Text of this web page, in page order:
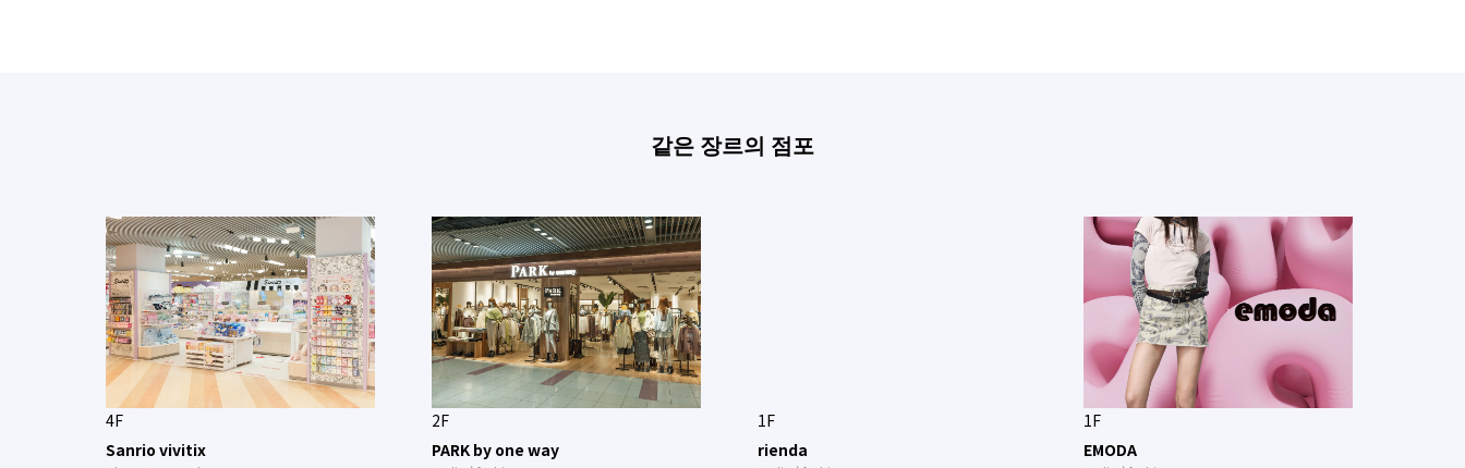
같은 장르의 점포
4F
Sanrio vivitix
2F
PARK by one way
1F
rienda
1F
EMODA